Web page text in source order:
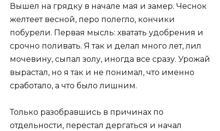
Вышел на грядку в начале мая и замер. Чеснок
желтеет весной, перо полегло, кончики
побурели. Первая мысль: хватать удобрения и
срочно поливать. Я так и делал много лет, лил
мочевину, сыпал золу, иногда все сразу. Урожай
вырастал, но я так и не понимал, что именно
сработало, а что было лишним.
Только разобравшись в причинах по
отдельности, перестал дергаться и начал